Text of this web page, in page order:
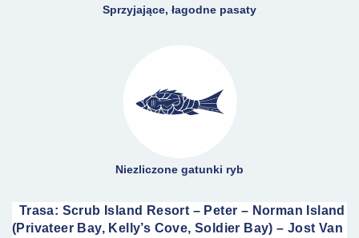
Sprzyjające, łagodne pasaty
Niezliczone gatunki ryb
Trasa: Scrub Island Resort – Peter – Norman Island
(Privateer Bay, Kelly’s Cove, Soldier Bay) – Jost Van